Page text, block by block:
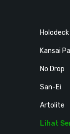
Holodeck
Kansai
No Drop
San-Ei
Artolite
Lihat